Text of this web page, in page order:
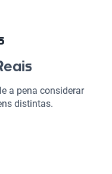
cada viagem uma
a pena considerar
distintas.